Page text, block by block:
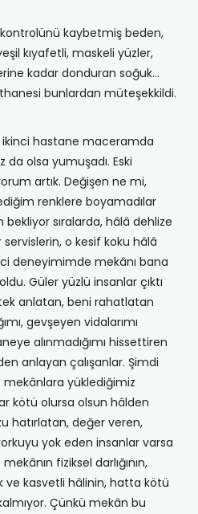
kontrolünü kaybetmiş beden,
kıyafetli, maskeli yüzler,
kadar donduran soğuk…
bunlardan müteşekkildi.
hastane maceramda
da olsa yumuşadı. Eski
artık. Değişen ne mi,
renklere boyamadılar
bekliyor sıralarda, hâlâ dehlize
o kesif koku hâlâ
deneyimimde mekânı bana
Güler yüzlü insanlar çıktı
tek anlatan, beni rahatlatan
gevşeyen vidalarımı
alınmadığımı hissettiren
anlayan çalışanlar. Şimdi
mekânlara yüklediğimiz
kötü olursa olsun hâlden
hatırlatan, değer veren,
yok eden insanlar varsa
fiziksel darlığının,
ve kasvetli hâlinin, hatta kötü
Çünkü mekân bu